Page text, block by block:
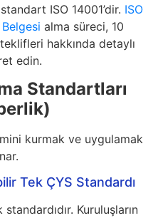
ISO 14001’dir. ISO
alma süreci, 10
hakkında detaylı
edin.
Standartları
kurmak ve uygulamak
Tek ÇYS Standardı
Kuruluşların